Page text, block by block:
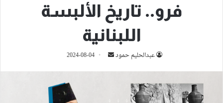
فرو.. تاريخ الألبسة
اللبنانية
عبدالحليم حمود
أرسل 2024-08-04